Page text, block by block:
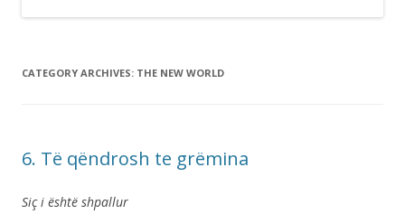
CATEGORY ARCHIVES: THE NEW WORLD
6. Të qëndrosh te grëmina
Siç i është shpallur